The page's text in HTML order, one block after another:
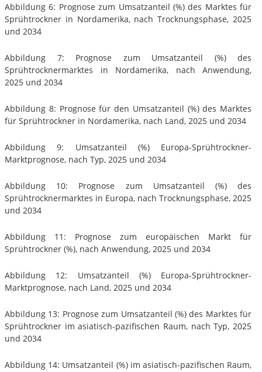
Abbildung 6: Prognose zum Umsatzanteil (%) des Marktes für
Sprühtrockner in Nordamerika, nach Trocknungsphase, 2025
und 2034
Abbildung 7: Prognose zum Umsatzanteil (%) des
Sprühtrocknermarktes in Nordamerika, nach Anwendung,
2025 und 2034
Abbildung 8: Prognose für den Umsatzanteil (%) des Marktes
für Sprühtrockner in Nordamerika, nach Land, 2025 und 2034
Abbildung 9: Umsatzanteil (%) Europa-Sprühtrockner-
Marktprognose, nach Typ, 2025 und 2034
Abbildung 10: Prognose zum Umsatzanteil (%) des
Sprühtrocknermarktes in Europa, nach Trocknungsphase, 2025
und 2034
Abbildung 11: Prognose zum europäischen Markt für
Sprühtrockner (%), nach Anwendung, 2025 und 2034
Abbildung 12: Umsatzanteil (%) Europa-Sprühtrockner-
Marktprognose, nach Land, 2025 und 2034
Abbildung 13: Prognose zum Umsatzanteil (%) des Marktes für
Sprühtrockner im asiatisch-pazifischen Raum, nach Typ, 2025
und 2034
Abbildung 14: Umsatzanteil (%) im asiatisch-pazifischen Raum,